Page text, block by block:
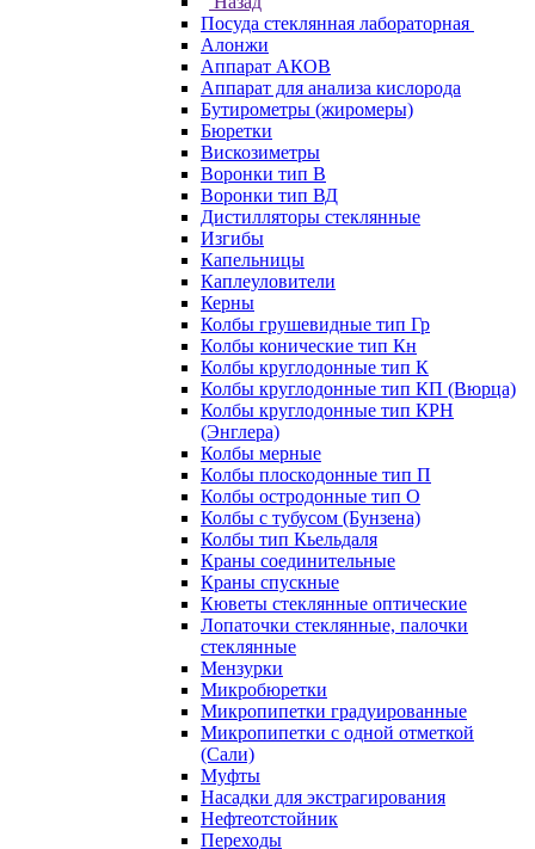
Посуда стеклянная лабораторная
Алонжи
Аппарат АКОВ
Аппарат для анализа кислорода
Бутирометры (жиромеры)
Бюретки
Вискозиметры
Воронки тип В
Воронки тип ВД
Дистилляторы стеклянные
Изгибы
Капельницы
Каплеуловители
Керны
Колбы грушевидные тип Гр
Колбы конические тип Кн
Колбы круглодонные тип К
Колбы круглодонные тип КП (Вюрца)
Колбы круглодонные тип КРН
(Энглера)
Колбы мерные
Колбы плоскодонные тип П
Колбы остродонные тип О
Колбы с тубусом (Бунзена)
Колбы тип Кьельдаля
Краны соединительные
Краны спускные
Кюветы стеклянные оптические
Лопаточки стеклянные, палочки
стеклянные
Мензурки
Микробюретки
Микропипетки градуированные
Микропипетки с одной отметкой
(Сали)
Муфты
Насадки для экстрагирования
Нефтеотстойник
Переходы